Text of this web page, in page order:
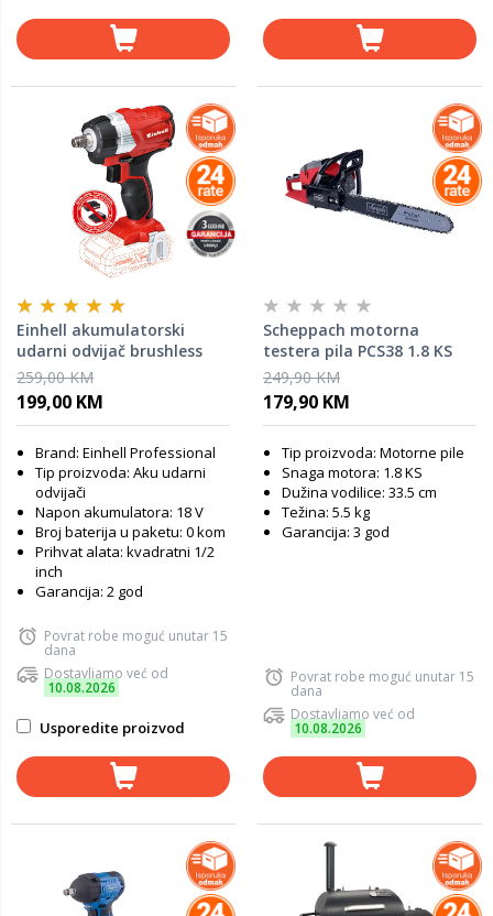
Einhell akumulatorski
udarni odvijač brushless
TP-CW 18 Li - SOLO
259,00 KM
199,00 KM
Brand: Einhell Professional
Tip proizvoda: Aku udarni
odvijači
Napon akumulatora: 18 V
Broj baterija u paketu: 0 kom
Prihvat alata: kvadratni 1/2
inch
Garancija: 2 god
Povrat robe moguć unutar 15
dana
Dostavljamo već od
10.08.2026
Usporedite proizvod
Scheppach motorna
testera pila PCS38 1.8 KS
249,90 KM
179,90 KM
Tip proizvoda: Motorne pile
Snaga motora: 1.8 KS
Dužina vodilice: 33.5 cm
Težina: 5.5 kg
Garancija: 3 god
Povrat robe moguć unutar 15
dana
Dostavljamo već od
10.08.2026